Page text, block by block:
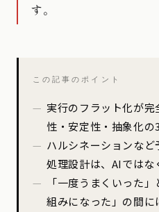
す。
この記事のポイント
実行のフラット化が
性・安定性・抽象化
ハルシネーションな
処理設計は、AIでは
「一度うまくいった
組みになった」の間